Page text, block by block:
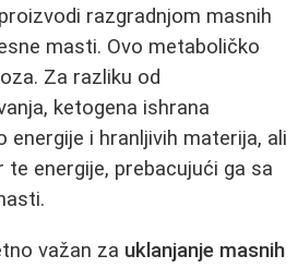
razgradnjom masnih
masti. Ovo metaboličko
Za razliku od
ketogena ishrana
energije i hranljivih materija, ali
energije, prebacujući ga sa
važan za uklanjanje masnih